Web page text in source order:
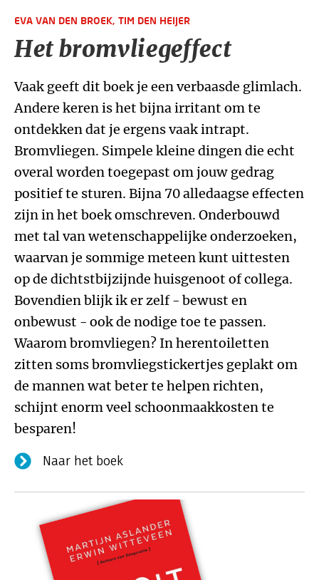
EVA VAN DEN BROEK, TIM DEN HEIJER
Het bromvliegeffect
Vaak geeft dit boek je een verbaasde glimlach.
Andere keren is het bijna irritant om te
ontdekken dat je ergens vaak intrapt.
Bromvliegen. Simpele kleine dingen die echt
overal worden toegepast om jouw gedrag
positief te sturen. Bijna 70 alledaagse effecten
zijn in het boek omschreven. Onderbouwd
met tal van wetenschappelijke onderzoeken,
waarvan je sommige meteen kunt uittesten
op de dichtstbijzijnde huisgenoot of collega.
Bovendien blijk ik er zelf - bewust en
onbewust - ook de nodige toe te passen.
Waarom bromvliegen? In herentoiletten
zitten soms bromvliegstickertjes geplakt om
de mannen wat beter te helpen richten,
schijnt enorm veel schoonmaakkosten te
besparen!
Naar het boek